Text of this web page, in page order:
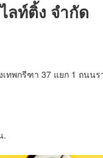
ลท์ติ้ง จำกัด
เทพกรีฑา 37 แยก 1 ถนน
.